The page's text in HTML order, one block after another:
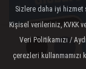
Sizlere daha iyi hizmet
Kişisel verileriniz, KVKK
Veri Politikamızı /
çerezleri kullanmamızı